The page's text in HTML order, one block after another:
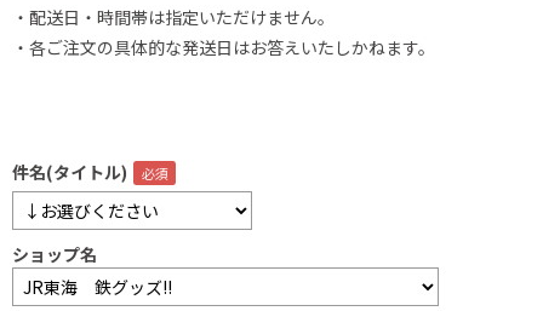
・配送日・時間帯は指定いただけません。
・各ご注文の具体的な発送日はお答えいたしかねます。
件名(タイトル)
ショップ名